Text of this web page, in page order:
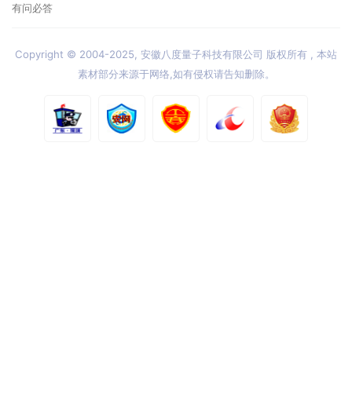
有问必答
Copyright © 2004-2025, 安徽八度量子科技有限公司 版权所有 , 本站
素材部分来源于网络,如有侵权请告知删除。